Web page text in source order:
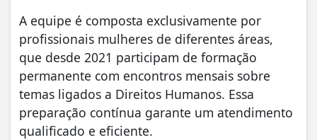
A equipe é composta exclusivamente por
profissionais mulheres de diferentes áreas,
que desde 2021 participam de formação
permanente com encontros mensais sobre
temas ligados a Direitos Humanos. Essa
preparação contínua garante um atendimento
qualificado e eficiente.